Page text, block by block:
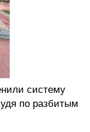
систему
по разбитым